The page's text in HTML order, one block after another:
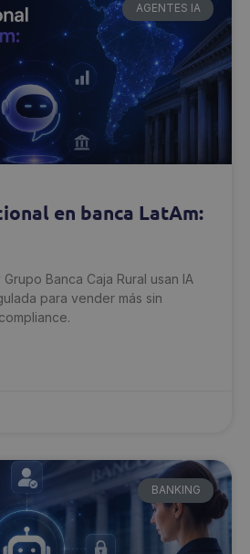
AGENTES IA
en banca LatAm:
Banca Caja Rural usan IA
para vender más sin
BANKING